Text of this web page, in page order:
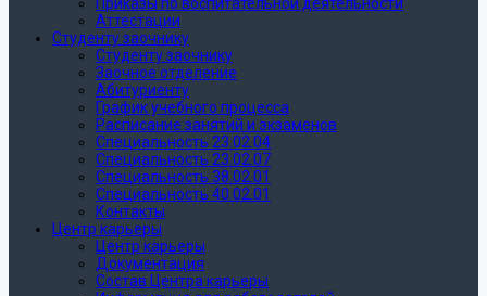
Аттестации
Студенту заочнику
Студенту заочнику
Заочное отделение
Абитуриенту
График учебного процесса
Расписание занятий и экзаменов
Специальность 23.02.04
Специальность 23.02.07
Специальность 38.02.01
Специальность 40.02.01
Контакты
Центр карьеры
Центр карьеры
Документация
Состав Центра карьеры